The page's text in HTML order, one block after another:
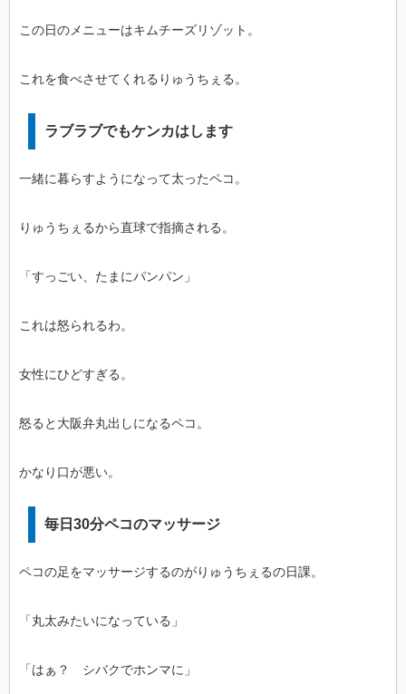
この日のメニューはキムチーズリゾット。
これを食べさせてくれるりゅうちぇる。
ラブラブでもケンカはします
一緒に暮らすようになって太ったペコ。
りゅうちぇるから直球で指摘される。
「すっごい、たまにパンパン」
これは怒られるわ。
女性にひどすぎる。
怒ると大阪弁丸出しになるペコ。
かなり口が悪い。
毎日30分ペコのマッサージ
ペコの足をマッサージするのがりゅうちぇるの日課。
「丸太みたいになっている」
「はぁ？ シバクでホンマに」